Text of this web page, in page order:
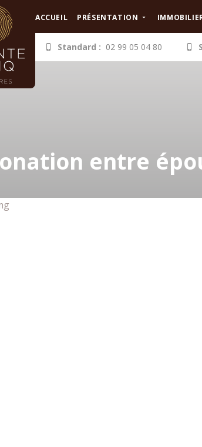
ACCUEIL PRÉSENTATION
Standard : 02 99 05 04 80
entre